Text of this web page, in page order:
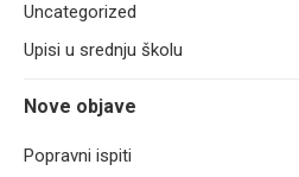
Uncategorized
Upisi u srednju školu
Nove objave
Popravni ispiti